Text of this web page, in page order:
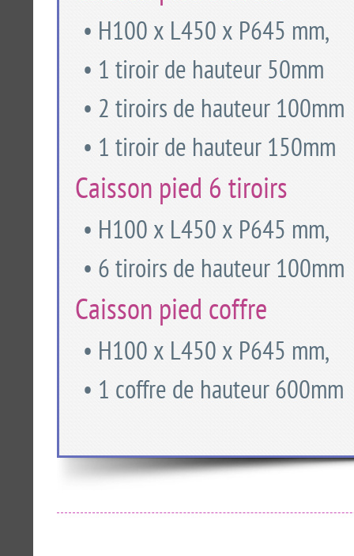
• H100 x L450 x P645 mm,
• 1 tiroir de hauteur 50mm
• 2 tiroirs de hauteur 100mm
• 1 tiroir de hauteur 150mm
Caisson pied 6 tiroirs
• H100 x L450 x P645 mm,
• 6 tiroirs de hauteur 100mm
Caisson pied coffre
• H100 x L450 x P645 mm,
• 1 coffre de hauteur 600mm